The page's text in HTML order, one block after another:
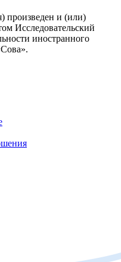
произведен и (или)
Исследовательский
иностранного